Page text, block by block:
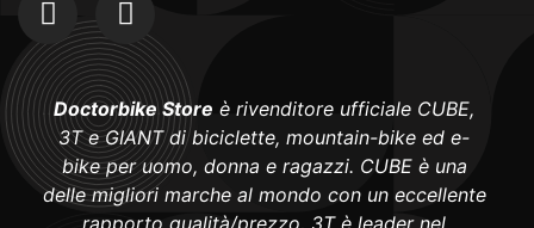
Doctorbike Store è rivenditore ufficiale CUBE,
3T e GIANT di biciclette, mountain-bike ed e-
bike per uomo, donna e ragazzi. CUBE è una
delle migliori marche al mondo con un eccellente
rapporto qualità/prezzo, 3T è leader nel